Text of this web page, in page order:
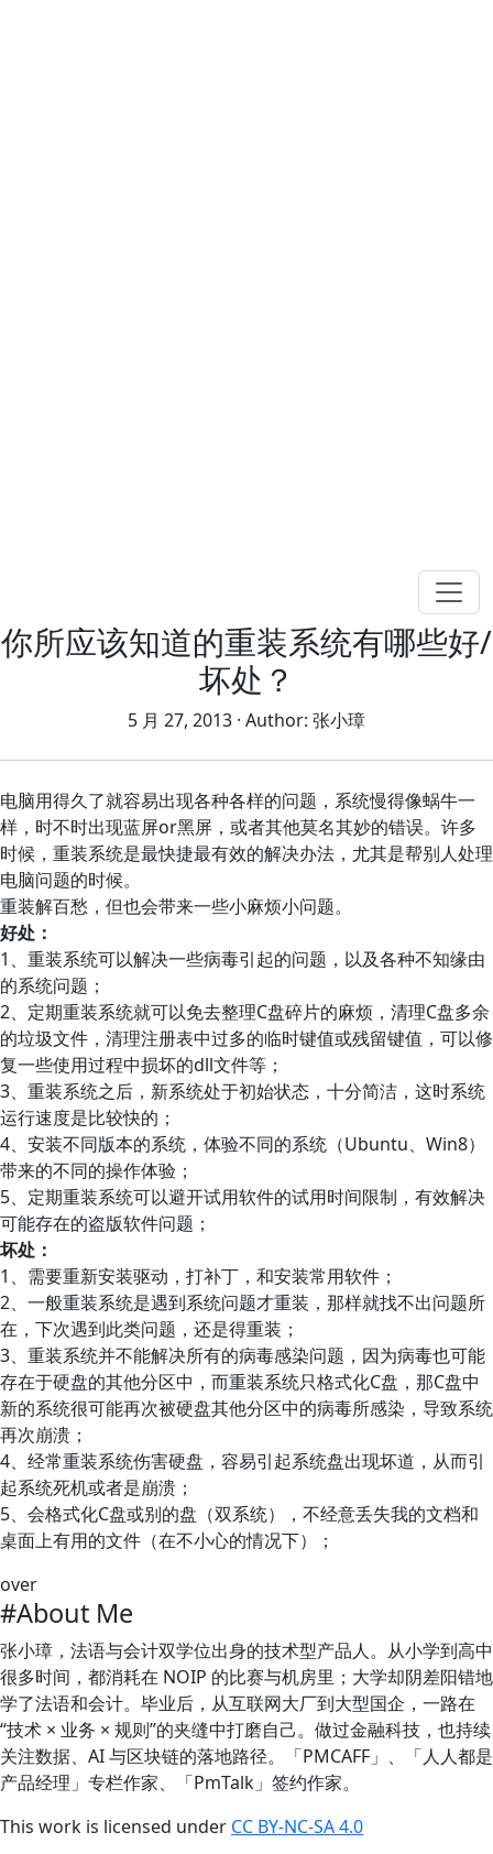
你所应该知道的重装系统有哪些好/
坏处？
5 月 27, 2013 · Author: 张小璋
电脑用得久了就容易出现各种各样的问题，系统慢得像蜗牛一
样，时不时出现蓝屏or黑屏，或者其他莫名其妙的错误。许多
时候，重装系统是最快捷最有效的解决办法，尤其是帮别人处理
电脑问题的时候。
重装解百愁，但也会带来一些小麻烦小问题。
好处：
1、重装系统可以解决一些病毒引起的问题，以及各种不知缘由
的系统问题；
2、定期重装系统就可以免去整理C盘碎片的麻烦，清理C盘多余
的垃圾文件，清理注册表中过多的临时键值或残留键值，可以修
复一些使用过程中损坏的dll文件等；
3、重装系统之后，新系统处于初始状态，十分简洁，这时系统
运行速度是比较快的；
4、安装不同版本的系统，体验不同的系统（Ubuntu、Win8）
带来的不同的操作体验；
5、定期重装系统可以避开试用软件的试用时间限制，有效解决
可能存在的盗版软件问题；
坏处：
1、需要重新安装驱动，打补丁，和安装常用软件；
2、一般重装系统是遇到系统问题才重装，那样就找不出问题所
在，下次遇到此类问题，还是得重装；
3、重装系统并不能解决所有的病毒感染问题，因为病毒也可能
存在于硬盘的其他分区中，而重装系统只格式化C盘，那C盘中
新的系统很可能再次被硬盘其他分区中的病毒所感染，导致系统
再次崩溃；
4、经常重装系统伤害硬盘，容易引起系统盘出现坏道，从而引
起系统死机或者是崩溃；
5、会格式化C盘或别的盘（双系统），不经意丢失我的文档和
桌面上有用的文件（在不小心的情况下）；
over
#About Me
张小璋，法语与会计双学位出身的技术型产品人。从小学到高中
很多时间，都消耗在 NOIP 的比赛与机房里；大学却阴差阳错地
学了法语和会计。毕业后，从互联网大厂到大型国企，一路在
“技术 × 业务 × 规则”的夹缝中打磨自己。做过金融科技，也持续
关注数据、AI 与区块链的落地路径。「PMCAFF」、「人人都是
产品经理」专栏作家、「PmTalk」签约作家。
This work is licensed under CC BY-NC-SA 4.0